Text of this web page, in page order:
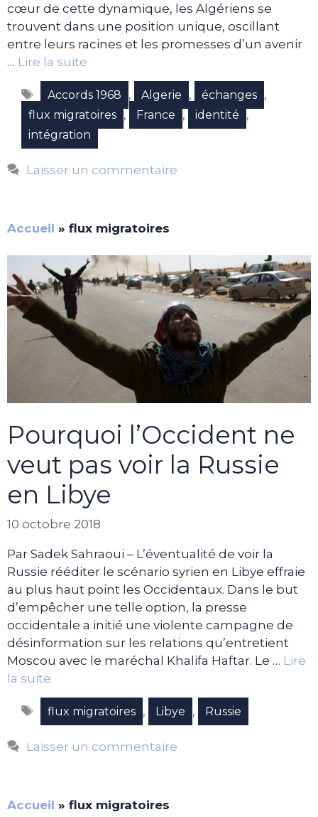
cœur de cette dynamique, les Algériens se
trouvent dans une position unique, oscillant
entre leurs racines et les promesses d’un avenir
… Lire la suite
Étiquettes
Accords 1968 , Algerie , échanges ,
flux migratoires , France , identité ,
intégration
Laisser un commentaire
Accueil » flux migratoires
Pourquoi l’Occident ne
veut pas voir la Russie
en Libye
10 octobre 2018
Par Sadek Sahraoui – L’éventualité de voir la
Russie rééditer le scénario syrien en Libye effraie
au plus haut point les Occidentaux. Dans le but
d’empêcher une telle option, la presse
occidentale a initié une violente campagne de
désinformation sur les relations qu’entretient
Moscou avec le maréchal Khalifa Haftar. Le … Lire
la suite
Étiquettes
flux migratoires , Libye , Russie
Laisser un commentaire
Accueil » flux migratoires